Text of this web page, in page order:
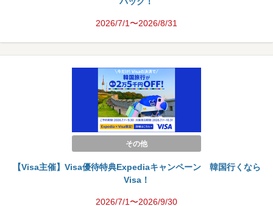
2026/7/1〜2026/8/31
その他
【Visa主催】Visa優待特典Expediaキャンペーン 韓国行くなら
Visa！
2026/7/1〜2026/9/30